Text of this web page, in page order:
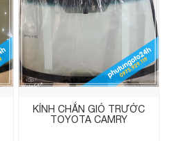
KÍNH CHẮN GIÓ TRƯỚC
TOYOTA CAMRY